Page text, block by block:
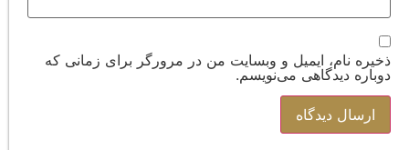
ذخیره نام، ایمیل و وبسایت من در مرورگر برای زمانی که
دوباره دیدگاهی می‌نویسم.